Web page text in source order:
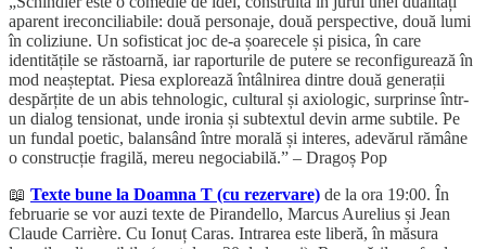
aparent ireconciliabile: două personaje, două perspective, două lumi
în coliziune. Un sofisticat joc de-a șoarecele și pisica, în care
identitățile se răstoarnă, iar raporturile de putere se reconfigurează în
mod neașteptat. Piesa explorează întâlnirea dintre două generații
despărțite de un abis tehnologic, cultural și axiologic, surprinse într-
un dialog tensionat, unde ironia și subtextul devin arme subtile. Pe
un fundal poetic, balansând între morală și interes, adevărul rămâne
o construcție fragilă, mereu negociabilă.” – Dragoș Pop
📖 Texte bune la Doamna T (cu rezervare) de la ora 19:00. În
februarie se vor auzi texte de Pirandello, Marcus Aurelius și Jean
Claude Carrière. Cu Ionuț Caras. Intrarea este liberă, în măsura